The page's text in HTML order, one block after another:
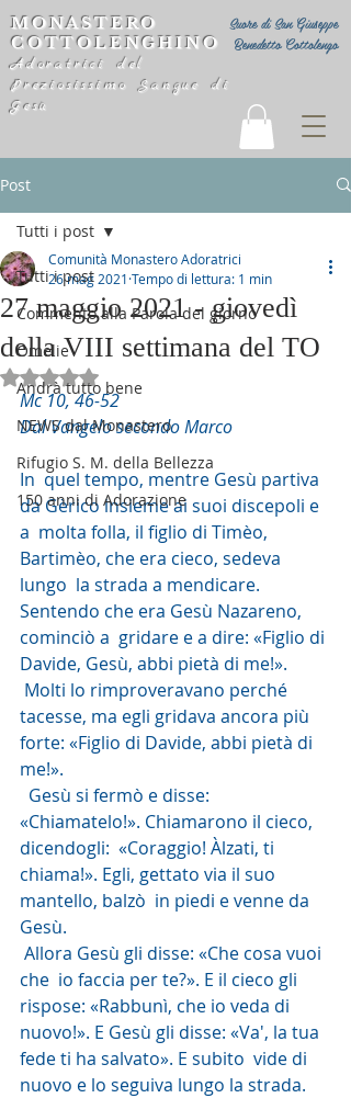
Suore di San Giuseppe
Benedetto Cottolengo
MONASTERO
COTTOLENGHINO
Adoratrici del
Preziosissimo Sangue di
Gesù
Post
Tutti i post
Commento alla Parola del giorno
Omelie
Andrà tutto bene
NEWS dal Monastero
Rifugio S. M. della Bellezza
150 anni di Adorazione
Tutti i post
27 maggio 2021 - giovedì
della VIII settimana del TO
Comunità Monastero Adoratrici
26 mag 2021 Tempo di lettura: 1 min
Valutazione NaN stelle su 5.
Mc 10, 46-52
Dal Vangelo secondo Marco
In  quel tempo, mentre Gesù partiva
da Gèrico insieme ai suoi discepoli e
a  molta folla, il figlio di Timèo,
Bartimèo, che era cieco, sedeva
lungo  la strada a mendicare.
Sentendo che era Gesù Nazareno,
cominciò a  gridare e a dire: «Figlio di
Davide, Gesù, abbi pietà di me!».
tacesse, ma egli gridava ancora più
forte: «Figlio di Davide, abbi pietà di
me!».
«Chiamatelo!». Chiamarono il cieco,
dicendogli:  «Coraggio! Àlzati, ti
chiama!». Egli, gettato via il suo
mantello, balzò  in piedi e venne da
Gesù.
che  io faccia per te?». E il cieco gli
rispose: «Rabbunì, che io veda di
nuovo!». E Gesù gli disse: «Va', la tua
fede ti ha salvato». E subito  vide di
nuovo e lo seguiva lungo la strada.